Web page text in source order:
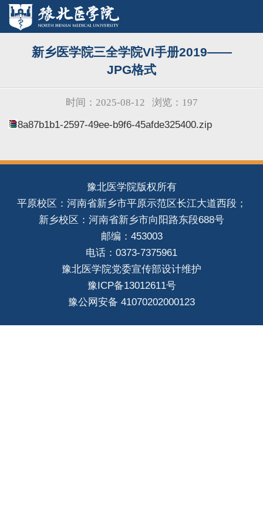
新乡医学院三全学院VI手册2019——
JPG格式
时间：2025-08-12 浏览： 197
8a87b1b1-2597-49ee-b9f6-45afde325400.zip
豫北医学院版权所有
平原校区：河南省新乡市平原示范区长江大道西段；
新乡校区：河南省新乡市向阳路东段688号
邮编：453003
电话：0373-7375961
豫北医学院党委宣传部设计维护
豫ICP备13012611号
豫公网安备 41070202000123